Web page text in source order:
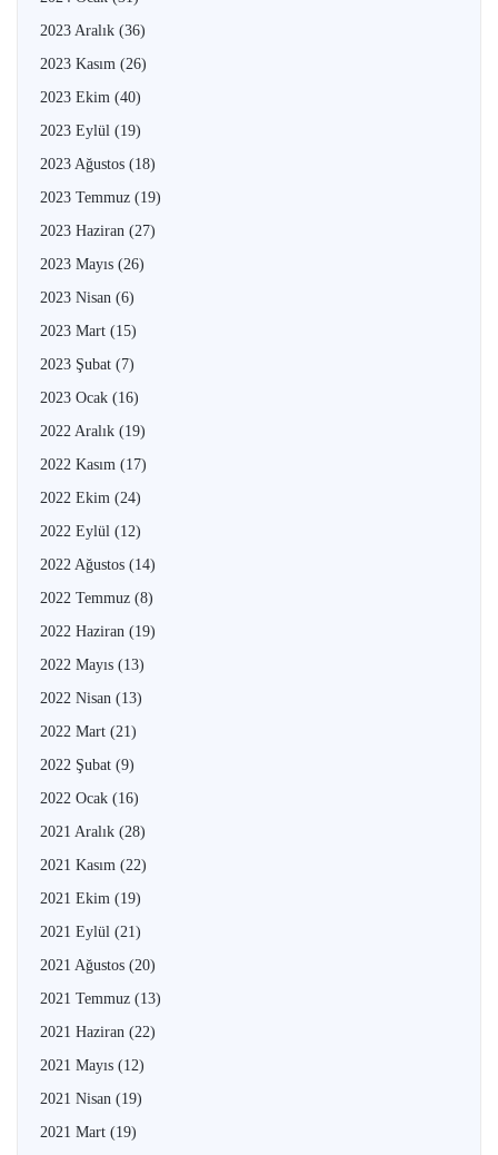
2023 Aralık (36)
2023 Kasım (26)
2023 Ekim (40)
2023 Eylül (19)
2023 Ağustos (18)
2023 Temmuz (19)
2023 Haziran (27)
2023 Mayıs (26)
2023 Nisan (6)
2023 Mart (15)
2023 Şubat (7)
2023 Ocak (16)
2022 Aralık (19)
2022 Kasım (17)
2022 Ekim (24)
2022 Eylül (12)
2022 Ağustos (14)
2022 Temmuz (8)
2022 Haziran (19)
2022 Mayıs (13)
2022 Nisan (13)
2022 Mart (21)
2022 Şubat (9)
2022 Ocak (16)
2021 Aralık (28)
2021 Kasım (22)
2021 Ekim (19)
2021 Eylül (21)
2021 Ağustos (20)
2021 Temmuz (13)
2021 Haziran (22)
2021 Mayıs (12)
2021 Nisan (19)
2021 Mart (19)